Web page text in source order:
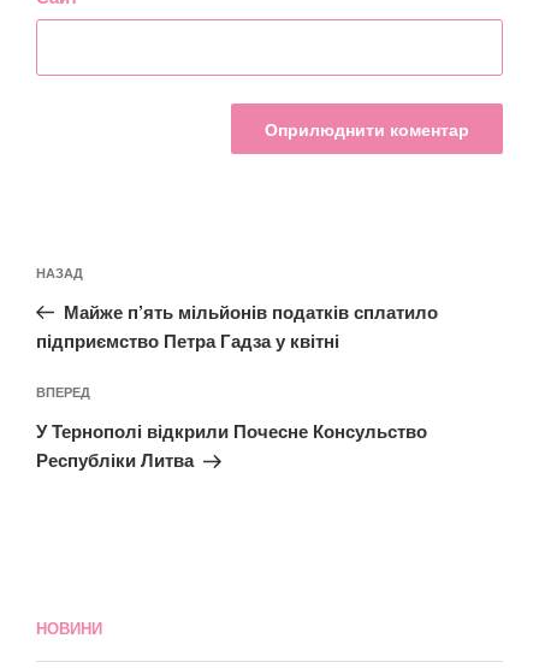
записів
Попередній
запис:
НАЗАД
Майже п’ять мільйонів податків сплатило
підприємство Петра Гадза у квітні
Наступний
запис
ВПЕРЕД
У Тернополі відкрили Почесне Консульство
Республіки Литва
НОВИНИ